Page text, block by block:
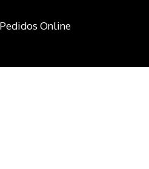
Pedidos Online